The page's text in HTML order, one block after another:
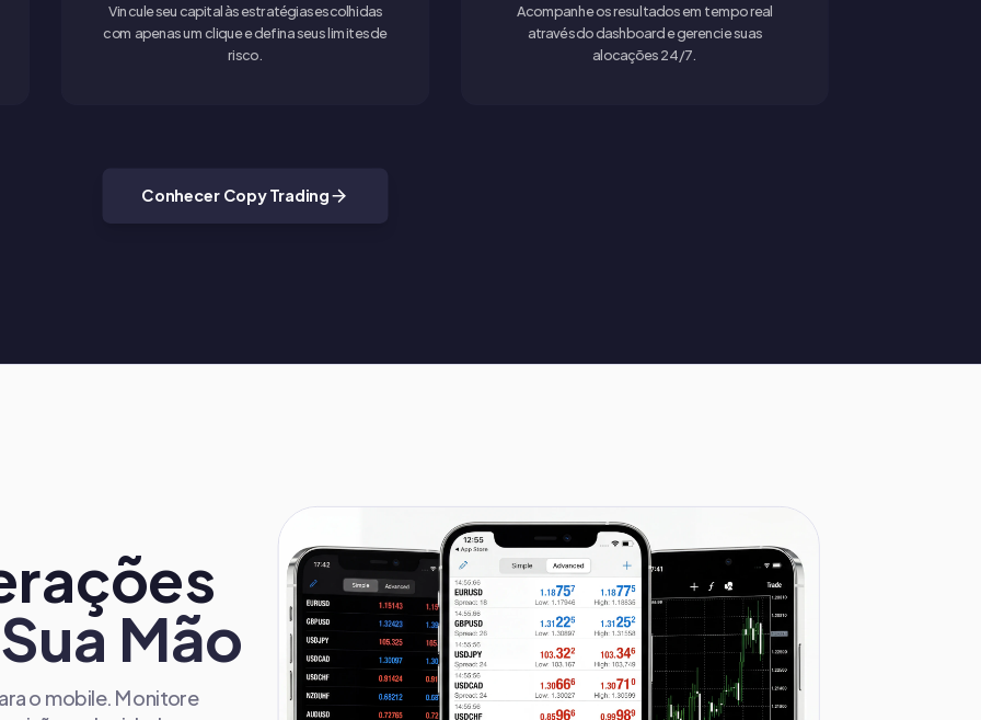
Vincule seu capital às estratégias escolhidas
com apenas um clique e defina seus limites de
risco.
Acompanhe os resultados em tempo real
através do dashboard e gerencie suas
alocações 24/7.
Conhecer Copy Trading
Mão
o mobile. Monitore